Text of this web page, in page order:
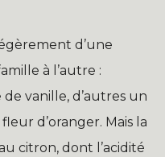
d’une
à l’autre :
vanille, d’autres un
d’oranger. Mais la
citron, dont l’acidité